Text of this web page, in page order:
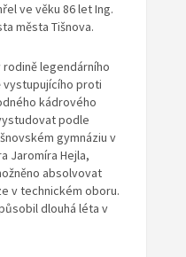
ve věku 86 let Ing.
města Tišnova.
rodině legendárního
proti
kádrového
podle
gymnáziu v
Jaromíra Hejla,
absolvovat
v technickém oboru.
dlouhá léta v